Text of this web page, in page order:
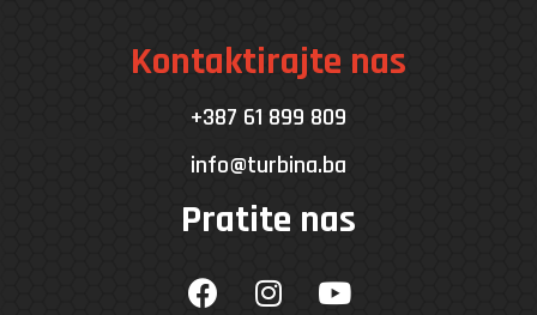
Kontaktirajte nas
+387 61 899 809
info@turbina.ba
Pratite nas